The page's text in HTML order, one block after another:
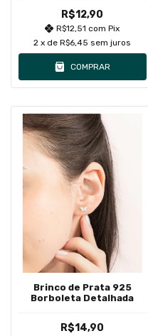
R$12,90
R$12,51com Pix
2 x deR$6,45 sem juros
COMPRAR
Brinco de Prata 925
Borboleta Detalhada
R$14,90